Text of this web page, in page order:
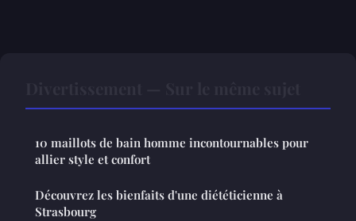
10 maillots de bain homme incontournables pour
allier style et confort
Découvrez les bienfaits d'une diététicienne à
Strasbourg